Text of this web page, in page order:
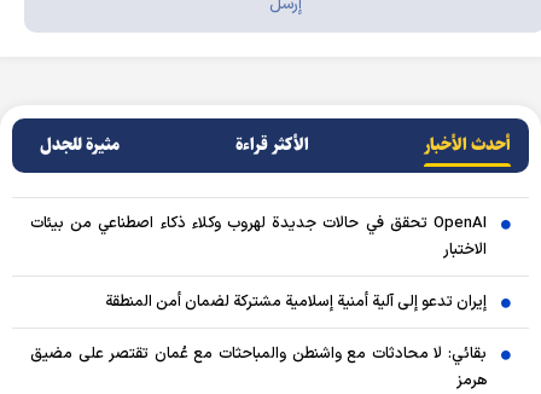
أحدث الأخبار الأکثر قراءة مثيرة للجدل
OpenAI تحقق في حالات جديدة لهروب وكلاء ذكاء اصطناعي من بيئات
الاختبار
إيران تدعو إلى آلية أمنية إسلامية مشتركة لضمان أمن المنطقة
بقائي: لا محادثات مع واشنطن والمباحثات مع عُمان تقتصر على مضيق
هرمز